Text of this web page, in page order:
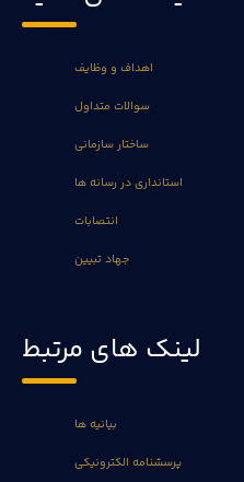
اهداف و وظایف
سوالات متداول
ساختار سازمانی
استانداری در رسانه ها
انتصابات
جهاد تبیین
لینک های مرتبط
بیانیه ها
پرسشنامه الکترونیکی